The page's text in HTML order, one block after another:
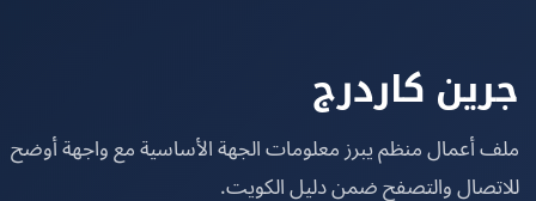
كاردرج
منظم يبرز معلومات الجهة الأساسية مع واجهة أوضح
والتصفح ضمن دليل الكويت.